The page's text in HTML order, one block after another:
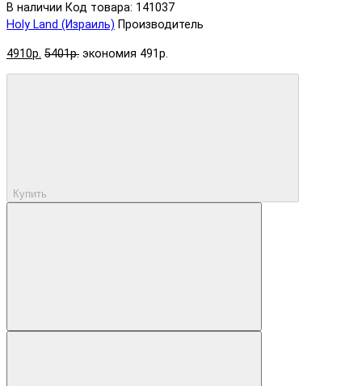
В наличии Код товара: 141037
Holy Land (Израиль) Производитель
4910р. 5401р. экономия 491р.
Купить